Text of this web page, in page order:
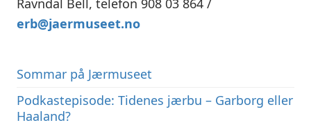
Ravndal Bell, telefon 908 03 864 /
erb@jaermuseet.no
Sommar på Jærmuseet
Podkastepisode: Tidenes jærbu – Garborg eller
Haaland?